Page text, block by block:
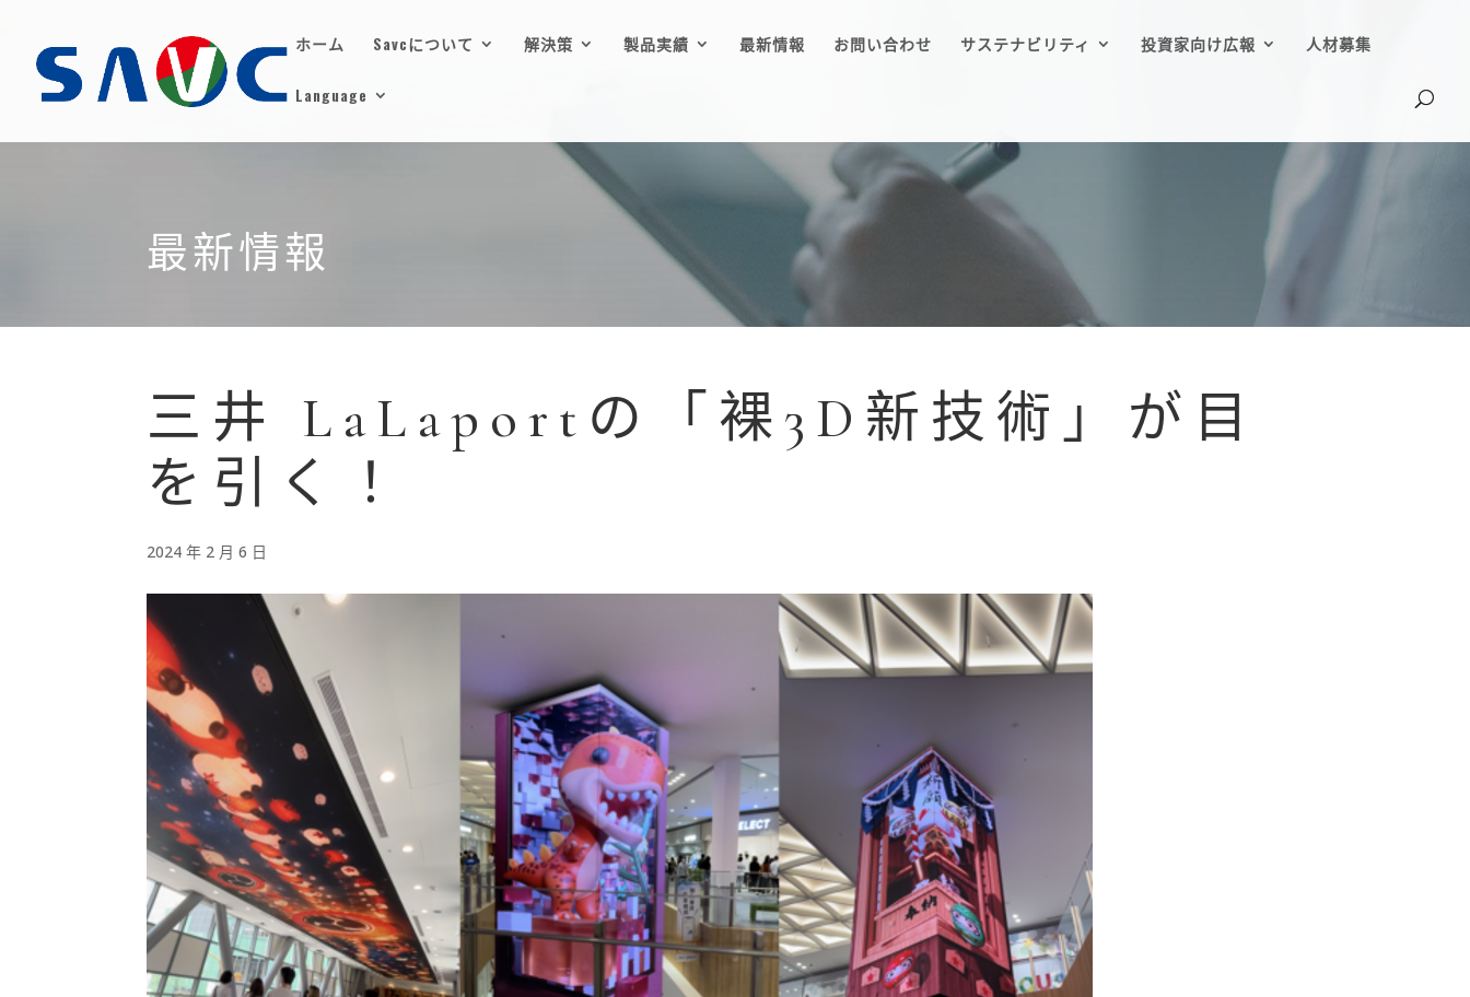
ホーム Savcについて 解決策 製品実績 最新情報 お問い合わせ サステナビリティ 投資家向け広報 人材募集
Language
最新情報
三井 LaLaportの「裸3D新技術」が目
を引く！
2024 年 2 月 6 日